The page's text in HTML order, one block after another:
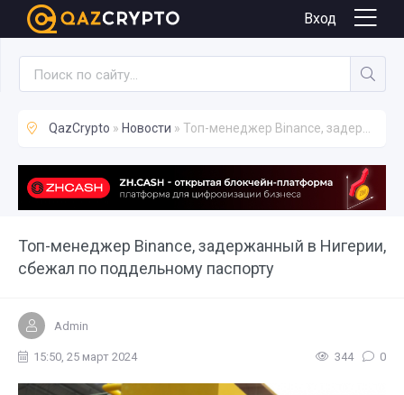
Вход
QazCrypto » Новости » Топ-менеджер Binance, задержанный в Нигерии, сбежал по поддельному паспорту
Топ-менеджер Binance, задержанный в Нигерии,
сбежал по поддельному паспорту
Новости
Admin
15:50, 25 март 2024 344 0